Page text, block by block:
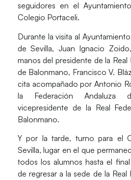
seguidores en el
Colegio Portaceli.
Durante la visita al
de Sevilla, Juan Ignacio Zoido
manos del presidente de la Real
de Balonmano, Francisco V.
cita acompañado por Antonio
la Federación Andaluza
vicepresidente de la Real
Balonmano.
Y por la tarde, turno para el
Sevilla, lugar en el que
todos los alumnos hasta el
de regresar a la sede de la Real